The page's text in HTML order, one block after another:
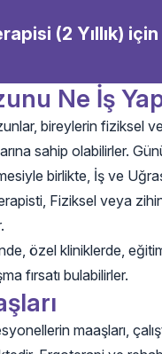
(2 Yıllık)
Ne İş
bireylerin fiziksel
sahip olabilirler.
birlikte, İş ve
Fiziksel veya
özel kliniklerde, eğitim
fırsatı bulabilirler.
maaşları,